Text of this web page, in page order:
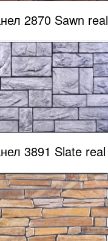
2870 Sawn real
3891 Slate real